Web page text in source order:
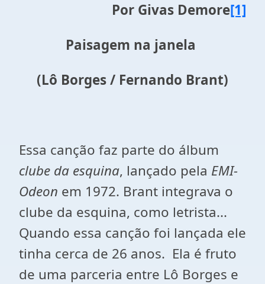
Por Givas Demore[1]
Paisagem na janela
(Lô Borges / Fernando Brant)
Essa canção faz parte do álbum
clube da esquina, lançado pela EMI-
Odeon em 1972. Brant integrava o
clube da esquina, como letrista...
Quando essa canção foi lançada ele
tinha cerca de 26 anos. Ela é fruto
de uma parceria entre Lô Borges e